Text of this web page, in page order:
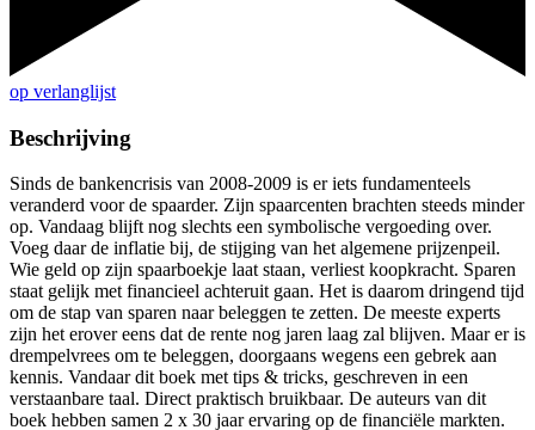
op verlanglijst
Beschrijving
Sinds de bankencrisis van 2008-2009 is er iets fundamenteels
veranderd voor de spaarder. Zijn spaarcenten brachten steeds minder
op. Vandaag blijft nog slechts een symbolische vergoeding over.
Voeg daar de inflatie bij, de stijging van het algemene prijzenpeil.
Wie geld op zijn spaarboekje laat staan, verliest koopkracht. Sparen
staat gelijk met financieel achteruit gaan. Het is daarom dringend tijd
om de stap van sparen naar beleggen te zetten. De meeste experts
zijn het erover eens dat de rente nog jaren laag zal blijven. Maar er is
drempelvrees om te beleggen, doorgaans wegens een gebrek aan
kennis. Vandaar dit boek met tips & tricks, geschreven in een
verstaanbare taal. Direct praktisch bruikbaar. De auteurs van dit
boek hebben samen 2 x 30 jaar ervaring op de financiële markten.